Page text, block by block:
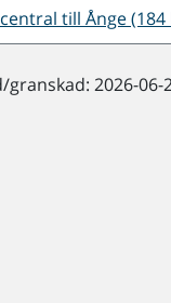
till Ånge (184
2026-06-